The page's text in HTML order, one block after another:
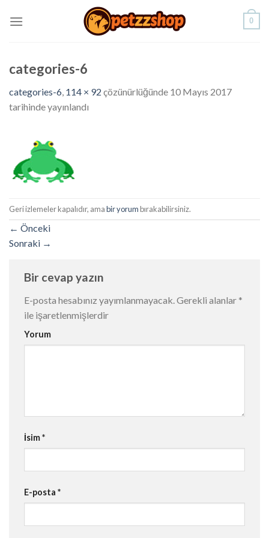
0
categories-6
categories-6, 114 × 92 çözünürlüğünde 10 Mayıs 2017
tarihinde yayınlandı
Geri izlemeler kapalıdır, amabir yorumbırakabilirsiniz.
← Önceki
Sonraki →
Bir cevap yazın
E-posta hesabınız yayımlanmayacak.Gerekli alanlar *
ile işaretlenmişlerdir
Yorum
İsim*
E-posta *